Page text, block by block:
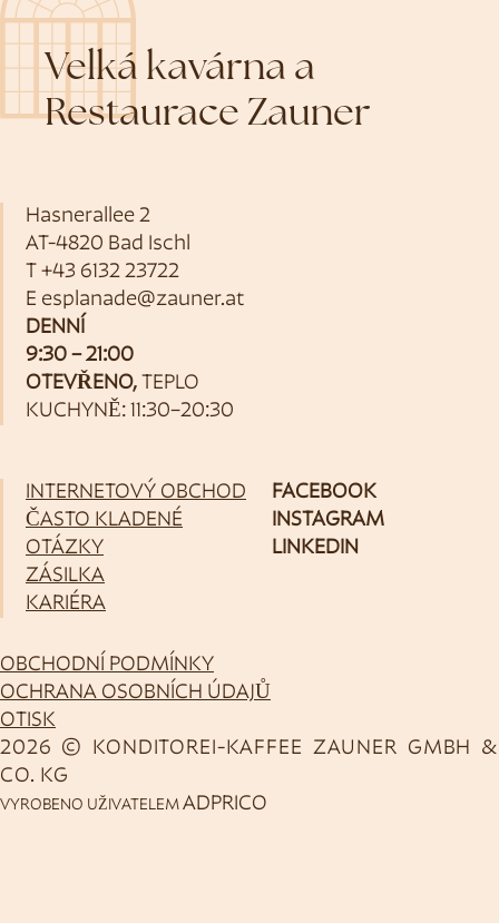
Velká kavárna a
Restaurace Zauner
Hasnerallee 2
AT-4820 Bad Ischl
T +43 6132 23722
E esplanade@zauner.at
DENNÍ
9:30 – 21:00
OTEVŘENO, TEPLO
KUCHYNĚ: 11:30–20:30
INTERNETOVÝ OBCHOD
ČASTO KLADENÉ
OTÁZKY
ZÁSILKA
KARIÉRA
FACEBOOK
INSTAGRAM
LINKEDIN
2026 © KONDITOREI-KAFFEE ZAUNER GMBH &
CO. KG
OBCHODNÍ PODMÍNKY
OCHRANA OSOBNÍCH ÚDAJŮ
OTISK
VYROBENO UŽIVATELEM ADPRICO